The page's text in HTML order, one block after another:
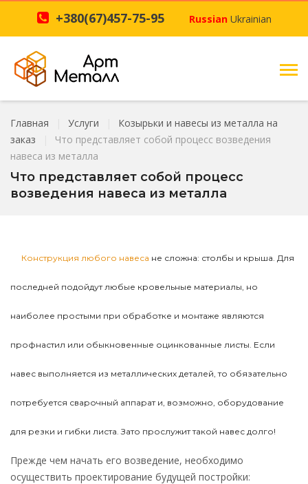
+380(67)457-75-95 Russian Ukrainian
Главная Услуги
Козырьки и навесы из металла на
заказ
Что представляет собой процесс возведения
навеса из металла
Что представляет собой процесс
возведения навеса из металла
Конструкция любого навеса не сложна: столбы и крыша. Для
последней подойдут любые кровельные материалы, но
наиболее простыми при обработке и монтаже являются
профнастил или обыкновенные оцинкованные листы. Если
навес выполняется из металлических деталей, то обязательно
потребуется сварочный аппарат и, возможно, оборудование
для резки и гибки листа. Зато прослужит такой навес долго!
Прежде чем начать его возведение, необходимо
осуществить проектирование будущей постройки: